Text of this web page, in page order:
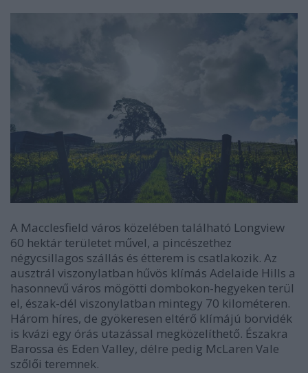
A Macclesfield város közelében található Longview
60 hektár területet művel, a pincészethez
négycsillagos szállás és étterem is csatlakozik. Az
ausztrál viszonylatban hűvös klímás Adelaide Hills a
hasonnevű város mögötti dombokon-hegyeken terül
el, észak-dél viszonylatban mintegy 70 kilométeren.
Három híres, de gyökeresen eltérő klímájú borvidék
is kvázi egy órás utazással megközelíthető. Északra
Barossa és Eden Valley, délre pedig McLaren Vale
szőlői teremnek.